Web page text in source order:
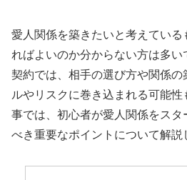
愛人関係を築きたいと考えてい
ればよいのか分からない方は多い
契約では、相手の選び方や関係
ルやリスクに巻き込まれる可能
事では、初心者が愛人関係をスタ
べき重要なポイントについて解説